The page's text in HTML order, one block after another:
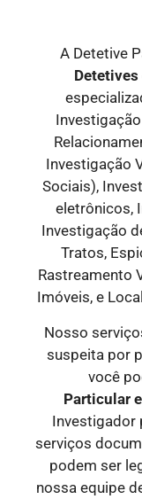
A Detetive
Detetives
Investigação
Sociais),
eletrônicos,
Investigação
Tratos,
Rastreamento
Imóveis, e
Nosso
suspeita por
você
Particular
Investigador
serviços
podem ser
nossa equipe